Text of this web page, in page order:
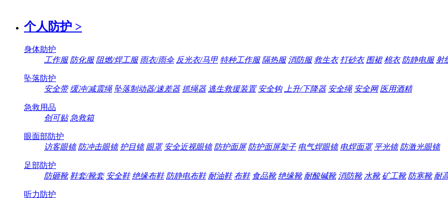
个人防护 >
身体助护
工作服 防化服 阻燃/焊工服 雨衣/雨伞 反光衣/马甲 特种工作服 隔热服 消防服 救生衣 打砂衣 围裙 棉衣 防静电服 射
坠落防护
安全带 缓冲/减震绳 坠落制动器/速差器 抓绳器 逃生救援装置 安全钩 上升/下降器 安全绳 安全网 医用酒精
急救用品
创可贴 急救箱
眼面部防护
访客眼镜 防冲击眼镜 护目镜 眼罩 安全近视眼镜 防护面屏 防护面屏架子 电气焊眼镜 电焊面罩 平光镜 防激光眼镜
足部防护
防砸靴 鞋套/靴套 安全鞋 绝缘布鞋 防静电布鞋 耐油鞋 布鞋 食品靴 绝缘靴 耐酸碱靴 消防靴 水靴 矿工靴 防寒靴 耐
听力防护